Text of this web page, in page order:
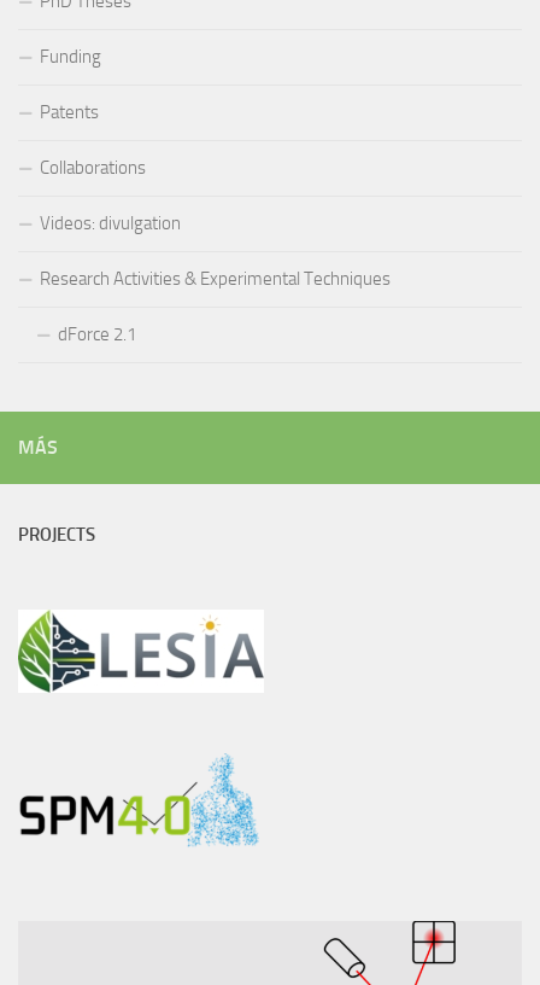
Funding
Patents
Collaborations
Videos: divulgation
Research Activities & Experimental Techniques
dForce 2.1
MÁS
PROJECTS